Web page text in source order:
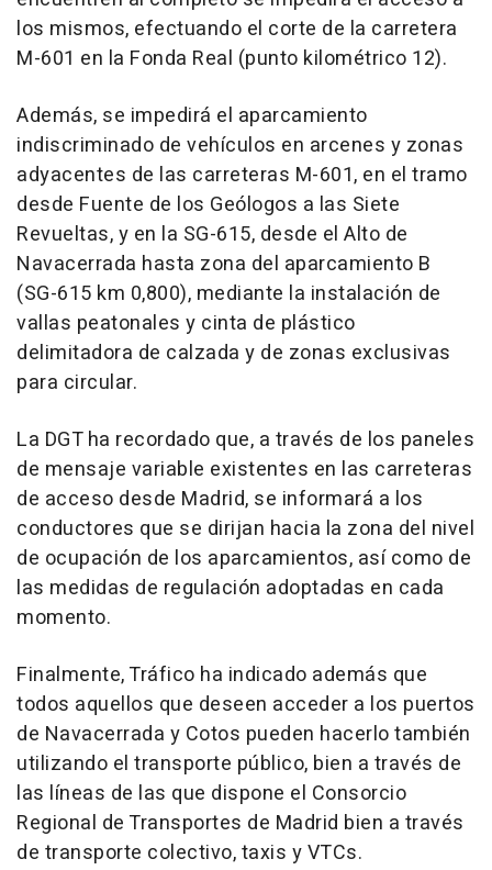
los mismos, efectuando el corte de la carretera
M-601 en la Fonda Real (punto kilométrico 12).
Además, se impedirá el aparcamiento
indiscriminado de vehículos en arcenes y zonas
adyacentes de las carreteras M-601, en el tramo
desde Fuente de los Geólogos a las Siete
Revueltas, y en la SG-615, desde el Alto de
Navacerrada hasta zona del aparcamiento B
(SG-615 km 0,800), mediante la instalación de
vallas peatonales y cinta de plástico
delimitadora de calzada y de zonas exclusivas
para circular.
La DGT ha recordado que, a través de los paneles
de mensaje variable existentes en las carreteras
de acceso desde Madrid, se informará a los
conductores que se dirijan hacia la zona del nivel
de ocupación de los aparcamientos, así como de
las medidas de regulación adoptadas en cada
momento.
Finalmente, Tráfico ha indicado además que
todos aquellos que deseen acceder a los puertos
de Navacerrada y Cotos pueden hacerlo también
utilizando el transporte público, bien a través de
las líneas de las que dispone el Consorcio
Regional de Transportes de Madrid bien a través
de transporte colectivo, taxis y VTCs.